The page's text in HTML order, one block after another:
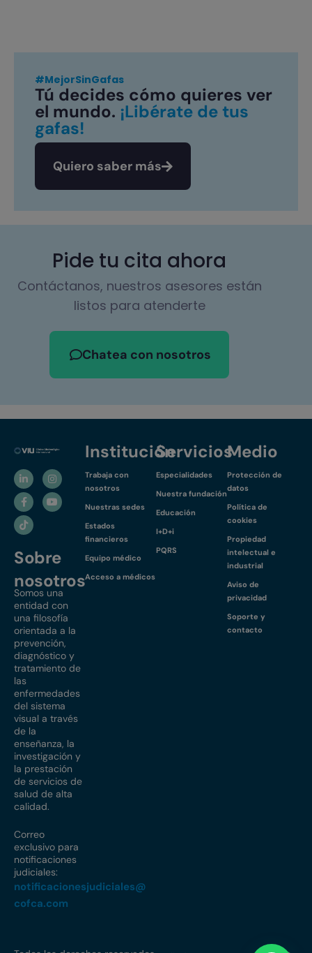
#MejorSinGafas
Tú decides cómo quieres ver
el mundo. ¡Libérate de tus
gafas!
Quiero saber más
Pide tu cita ahora
Contáctanos, nuestros asesores están
listos para atenderte
Chatea con nosotros
Sobre
nosotros
Somos una
entidad con
una filosofía
orientada a la
prevención,
diagnóstico y
tratamiento de
las
enfermedades
del sistema
visual a través
de la
enseñanza, la
investigación y
la prestación
de servicios de
salud de alta
calidad.
Correo
exclusivo para
notificaciones
judiciales:
notificacionesjudiciales@
cofca.com
Institución
Trabaja con
nosotros
Nuestras sedes
Estados
financieros
Equipo médico
Acceso a médicos
Servicios
Especialidades
Nuestra fundación
Educación
I+D+i
PQRS
Medio
Protección de
datos
Política de
cookies
Propiedad
intelectual e
industrial
Aviso de
privacidad
Soporte y
contacto